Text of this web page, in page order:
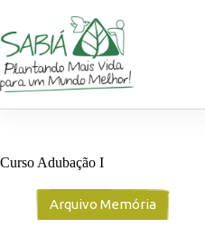
o
conteúdo
Curso Adubação I
Arquivo Memória